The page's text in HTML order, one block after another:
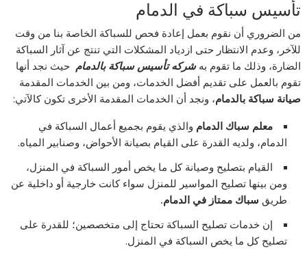
تأسيس سباكة في الدمام
من الضروري أن نقوم بعمل إعادة فحص للسباكة الخاصة بنا من وقت
للآخر، وعدم الانتظار حتى ازدياد المشكلات التي تنتج عن آثار السباكة
الضارة، وذلك ما تقوم بهشركه تأسيس سباكة بالدمام حيث نجد أنها
تقوم بالعمل على تقديم أفضل الخدمات، ومن بين الخدمات المقدمة
صيانة سباكة بالدمام، ونجد أن الخدمات المقدمة الأخرى تكون كالآتي:
معلم سباك الدمام والذي يقوم بجميع أعمال السباكة في
الدمام، ولديه القدرة على القيام بصيانة الأحواض، وصنابير المياه.
القيام بتصليح وصيانة كل ما يخص أمور السباكة في المنزل،
ومن بينها تصليح المواسير للمنزل سواء كانت خارجية أو داخلية عن
طريق سباك ممتاز في الدمام.
إن خدمات تصليح السباكة تحتاج إلى متخصصين؛ للقدرة على
تصليح كل ما يخص السباكة في المنزل.